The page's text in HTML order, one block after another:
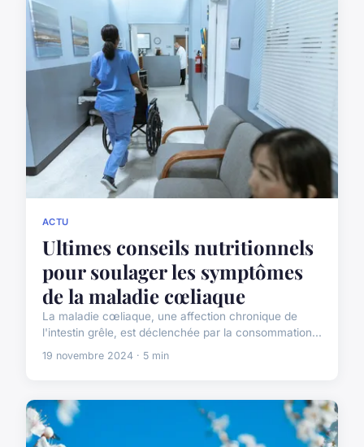
ACTU
Ultimes conseils nutritionnels
pour soulager les symptômes
de la maladie cœliaque
La maladie cœliaque, une affection chronique de
l'intestin grêle, est déclenchée par la consommation...
19 novembre 2024 · 5 min